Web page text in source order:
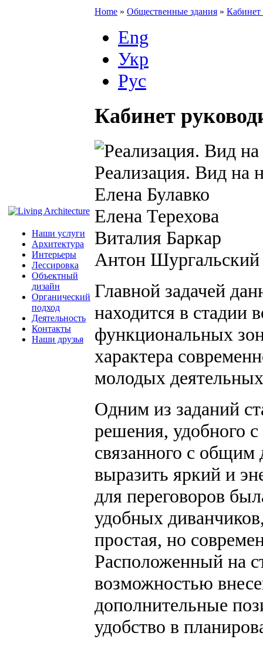
Наши услуги
Архитектура
Интерьеры
Лессировка
Объектный
дизайн
Органический
подход
Деятельность
Контакты
Наши друзья
Home » Общественные здания » Кабинет
Eng
Укр
Рус
Кабинет
Реализация. Вид на
Елена Булавко
Елена Терехова
Виталия Баркар
Антон Шургальский
Главной задачей
находится в стадии
функциональных
характера
молодых
Одним из заданий
решения, удобного
связанного с общим
выразить яркий и
для переговоров
удобных
простая, но
Расположенный на
возможностью
дополнительные
удобство в